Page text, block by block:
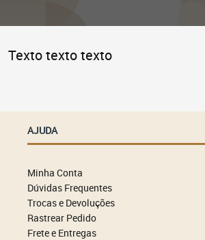
Texto texto texto
AJUDA
Minha Conta
Dúvidas Frequentes
Trocas e Devoluções
Rastrear Pedido
Frete e Entregas